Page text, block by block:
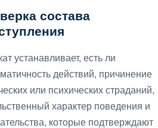
состава
устанавливает, есть ли
действий, причинение
или психических страданий,
характер поведения и
которые подтверждают